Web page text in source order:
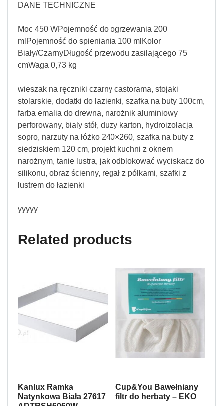
DANE TECHNICZNE
Moc 450 WPojemność do ogrzewania 200
mlPojemność do spieniania 100 mlKolor
Biały/CzarnyDługość przewodu zasilającego 75
cmWaga 0,73 kg
wieszak na ręczniki czarny castorama, stojaki
stolarskie, dodatki do lazienki, szafka na buty 100cm,
farba emalia do drewna, narożnik aluminiowy
perforowany, bialy stół, duzy karton, hydroizolacja
sopro, narzuty na łóżko 240×260, szafka na buty z
siedziskiem 120 cm, projekt kuchni z oknem
narożnym, tanie lustra, jak odblokować wyciskacz do
silikonu, obraz ścienny, regał z pólkami, szafki z
lustrem do łazienki
yyyyy
Related products
Kanlux Ramka
Natynkowa Biała 27617
Cup&You Bawełniany
filtr do herbaty – EKO